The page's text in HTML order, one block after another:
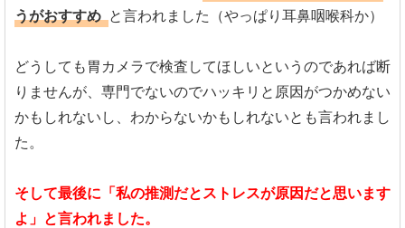
うがおすすめ と言われました（やっぱり耳鼻咽喉科か）
どうしても胃カメラで検査してほしいというのであれば断
りませんが、専門でないのでハッキリと原因がつかめない
かもしれないし、わからないかもしれないとも言われまし
た。
そして最後に「私の推測だとストレスが原因だと思います
よ」と言われました。